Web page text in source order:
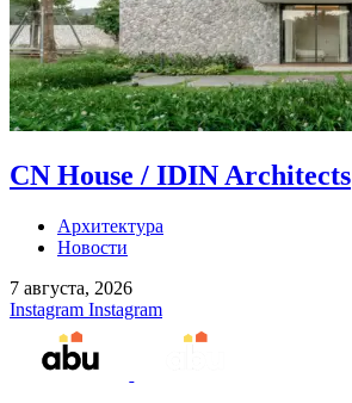
CN House / IDIN Architects
Архитектура
Новости
7 августа, 2026
Instagram Instagram